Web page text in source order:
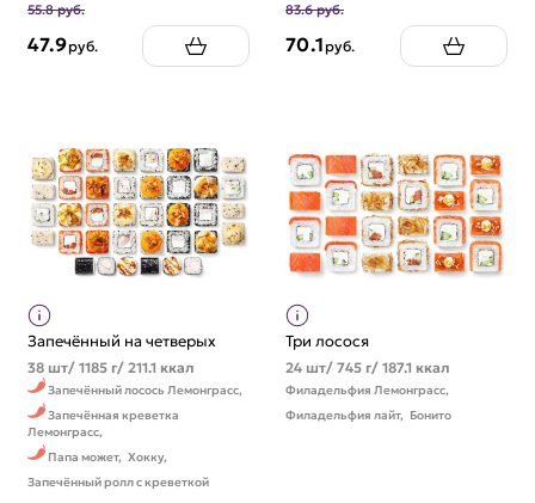
55.8 руб.
47.9руб.
83.6 руб.
70.1 руб.
Запечённый на четверых
38 шт/ 1185 г/ 211.1 ккал
Запечённый лосось Лемонграсс,
Лемонграсс,
Папа может, Хокку,
Запечённый ролл с креветкой
Три лосося
24 шт/ 745 г/ 187.1 ккал
Филадельфия Лемонграсс,
Филадельфия лайт, Бонито